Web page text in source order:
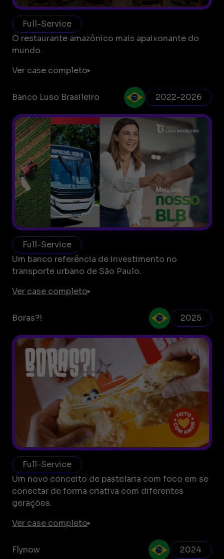
O restaurante amazônico mais apaixonante do
mundo.
Full-Service
Ver case completo
Banco Luso Brasileiro 2022-2026
Um banco referência de investimento no
transporte urbano de São Paulo.
Full-Service
Ver case completo
Boras?! 2025
Um novo conceito de pastelaria com foco em se
conectar de forma criativa com diferentes
gerações.
Full-Service
Ver case completo
Flynow 2024